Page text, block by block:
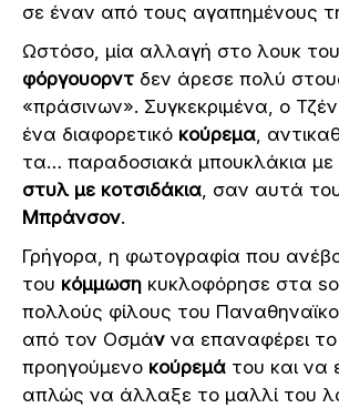
σε έναν από τους αγαπημένους
Ωστόσο, μία αλλαγή στο λουκ του
φόργουορντ δεν άρεσε πολύ
«πράσινων». Συγκεκριμένα, ο
ένα διαφορετικό κούρεμα,
τα… παραδοσιακά μπουκλάκια με
στυλ με κοτσιδάκια, σαν αυτά
Μπράνσον.
Γρήγορα, η φωτογραφία που
του κόμμωση κυκλοφόρησε στα
πολλούς φίλους του
από τον Οσμάν να επαναφέρει το
προηγούμενο κούρεμά του και να
απλώς να άλλαξε το μαλλί του